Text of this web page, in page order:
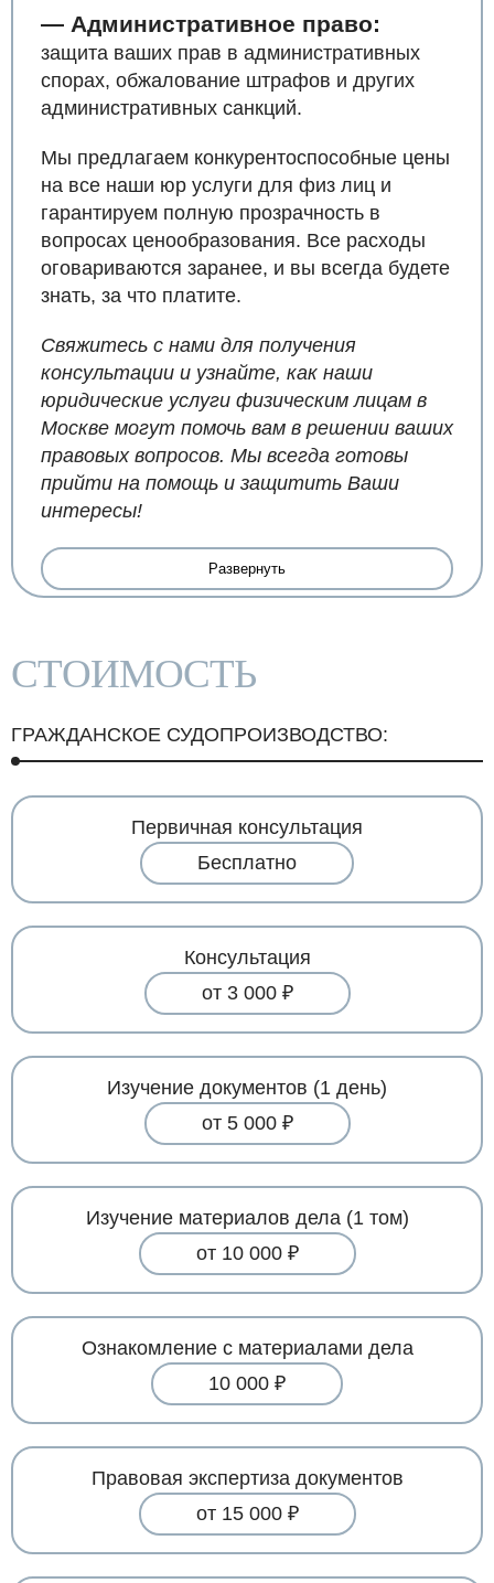
— Административное право:
защита ваших прав в административных
спорах, обжалование штрафов и других
административных санкций.
Мы предлагаем конкурентоспособные цены
на все наши юр услуги для физ лиц и
гарантируем полную прозрачность в
вопросах ценообразования. Все расходы
оговариваются заранее, и вы всегда будете
знать, за что платите.
Свяжитесь с нами для получения
консультации и узнайте, как наши
юридические услуги физическим лицам в
Москве могут помочь вам в решении ваших
правовых вопросов. Мы всегда готовы
прийти на помощь и защитить Ваши
интересы!
Развернуть
СТОИМОСТЬ
ГРАЖДАНСКОЕ СУДОПРОИЗВОДСТВО:
Первичная консультация
Бесплатно
Консультация
от 3 000 ₽
Изучение документов (1 день)
от 5 000 ₽
Изучение материалов дела (1 том)
от 10 000 ₽
Ознакомление с материалами дела
10 000 ₽
Правовая экспертиза документов
от 15 000 ₽